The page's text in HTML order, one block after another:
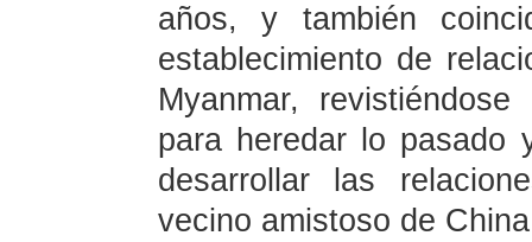
años, y también
establecimiento de
Myanmar,
para heredar lo
desarrollar las
vecino amistoso de